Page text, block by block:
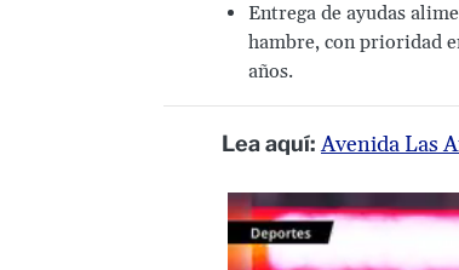
Entrega de ayudas
hambre, con prioridad
años.
Lea aquí: Avenida Las